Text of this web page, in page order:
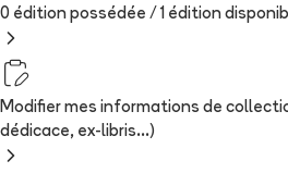
0 édition possédée / 1 édition
Modifier mes informations de
dédicace, ex-libris...)